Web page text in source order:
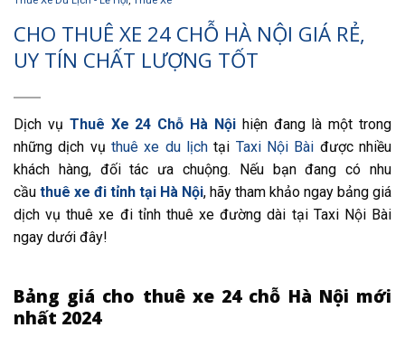
CHO THUÊ XE 24 CHỖ HÀ NỘI GIÁ RẺ,
UY TÍN CHẤT LƯỢNG TỐT
Dịch vụ Thuê Xe 24 Chỗ Hà Nộihiện đang là một trong
những dịch vụ thuê xe du lịch tại Taxi Nội Bài được nhiều
khách hàng, đối tác ưa chuộng. Nếu bạn đang có nhu
cầu thuê xe đi tỉnh tại Hà Nội, hãy tham khảo ngay bảng giá
dịch vụ thuê xe đi tỉnh thuê xe đường dài tại Taxi Nội Bài
ngay dưới đây!
Bảng giá cho thuê xe 24 chỗ Hà Nội mới
nhất 2024